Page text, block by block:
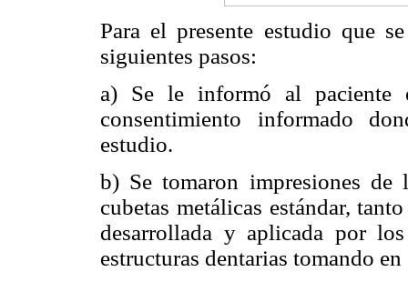
Para el presente estudio que
siguientes pasos:
a) Se le informó al
consentimiento informado
estudio.
b) Se tomaron impresiones de
cubetas metálicas estándar,
desarrollada y aplicada por
estructuras dentarias tomando